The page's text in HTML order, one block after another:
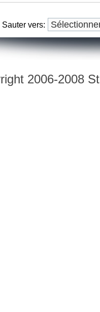
Sauter vers:
2006-2008